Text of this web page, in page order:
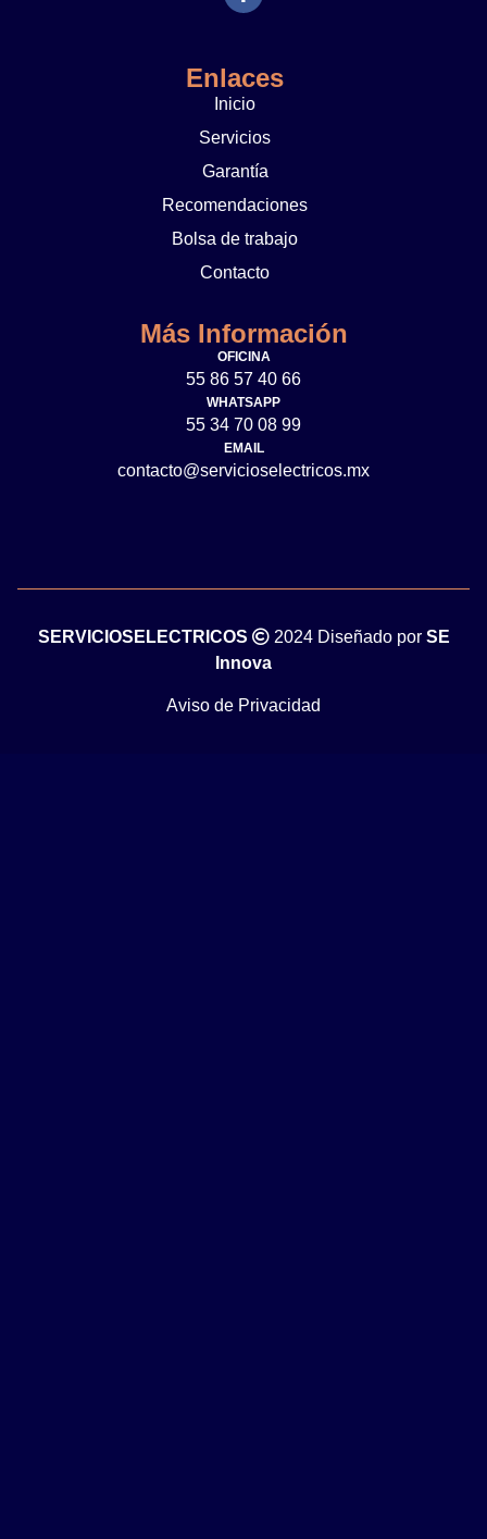
Enlaces
Inicio
Servicios
Garantía
Recomendaciones
Bolsa de trabajo
Contacto
Más Información
OFICINA
55 86 57 40 66
WHATSAPP
55 34 70 08 99
EMAIL
contacto@servicioselectricos.mx
SERVICIOSELECTRICOS 2024 Diseñado por SE
Innova
Aviso de Privacidad